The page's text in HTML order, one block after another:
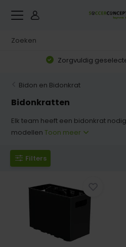
Zorgvuldig
Bidon en Bidonkrat
Bidonkratten
Elk team heeft een bidonkrat
modellenToon meer
Filters